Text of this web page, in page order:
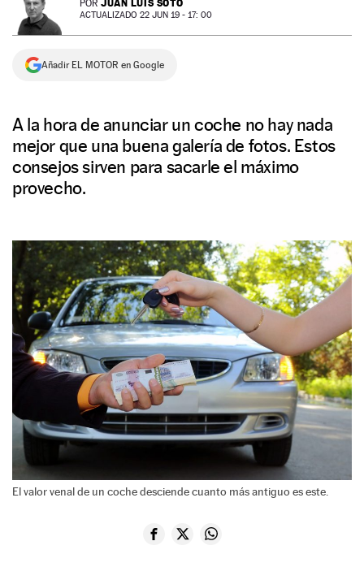
NEWSLETTER
SÍGUENOS
POR JUAN LUIS SOTO
ACTUALIZADO 22 JUN 19 - 17: 00
Añadir EL MOTOR en Google
A la hora de anunciar un coche no hay nada
mejor que una buena galería de fotos. Estos
consejos sirven para sacarle el máximo
provecho.
El valor venal de un coche desciende cuanto más antiguo es este.